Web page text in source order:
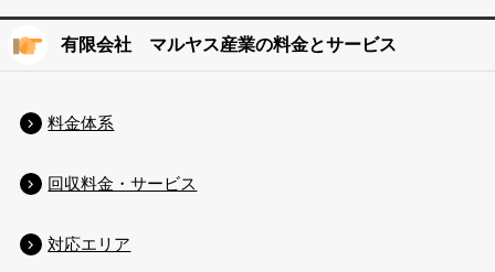
有限会社 マルヤス産業の料金とサービス
料金体系
回収料金・サービス
対応エリア